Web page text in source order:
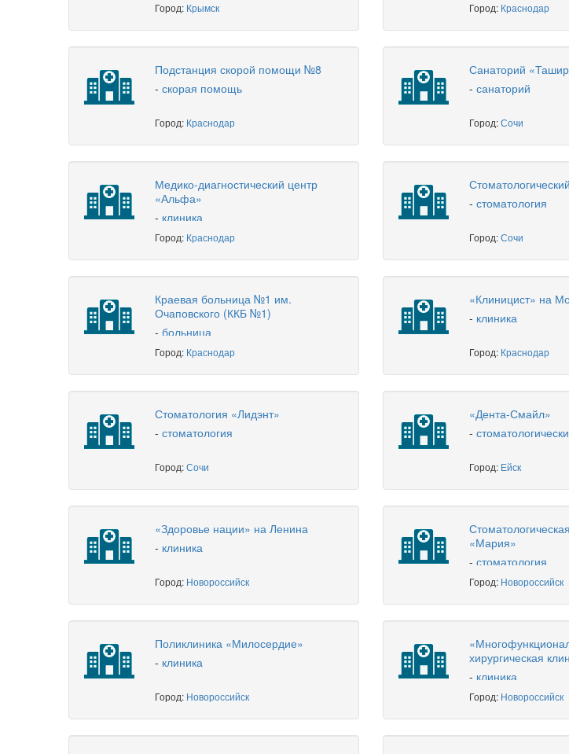
Город: Крымск Город: Краснодар
Подстанция скорой помощи №8
- скорая помощь
Город: Краснодар
Санаторий
- санаторий
Город:Сочи
Медико-диагностический центр
«Альфа»
- клиника
Город: Краснодар
- стоматология
Город:Сочи
Краевая больница №1 им.
Очаповского (ККБ №1)
- больница
Город: Краснодар
«Клиницист» на
- клиника
Город: Краснодар
Стоматология «Лидэнт»
- стоматология
Город:Сочи
«Дента-Смайл»
-
Город: Ейск
«Здоровье нации» на Ленина
- клиника
Город: Новороссийск
«Мария»
- стоматология
Город: Новороссийск
Поликлиника «Милосердие»
- клиника
Город: Новороссийск
хирургическая
- клиника
Город: Новороссийск